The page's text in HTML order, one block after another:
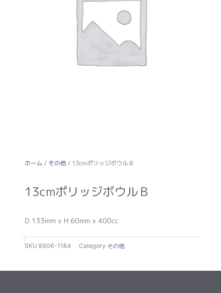
ホーム / その他/ 13cmポリッジボウルＢ
13cmポリッジボウルＢ
D 133mm x H 60mm x 400cc
SKU 8906-1184 Category その他